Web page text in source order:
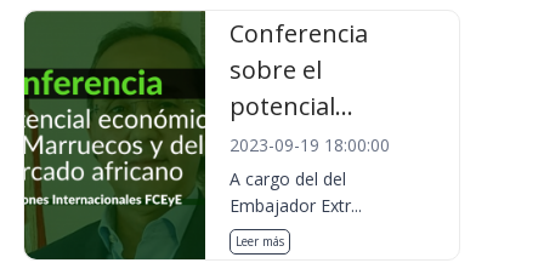
Conferencia
sobre el
potencial...
2023-09-19 18:00:00
A cargo del del
Embajador Extr...
Leer más